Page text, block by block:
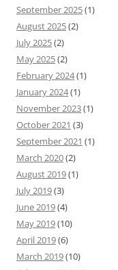
September 2025(1)
August 2025(2)
July 2025(2)
May 2025(2)
February 2024(1)
January 2024(1)
November 2023(1)
October 2021 (3)
September 2021 (1)
March 2020(2)
August 2019(1)
July 2019(3)
June 2019(4)
May 2019(10)
April 2019(6)
March 2019(10)